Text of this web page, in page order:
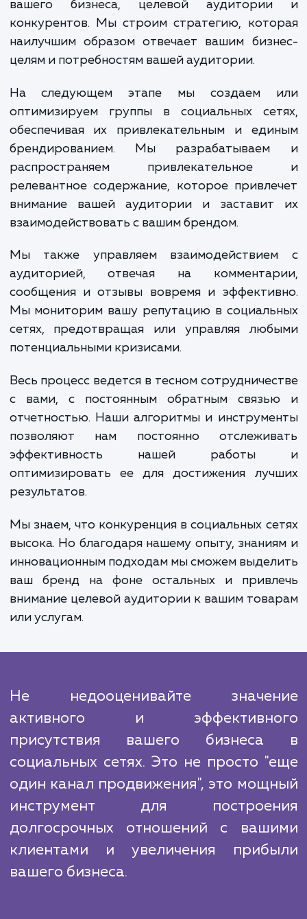
обслуживания клиентов.
Процесс создания и ведения
социальных сетях с нами начинается с
вашего бизнеса, целевой
конкурентов. Мы строим стратегию,
наилучшим образом отвечает вашим
На следующем этапе мы создаем
оптимизируем группы в социальных
обеспечивая их привлекательным и
брендированием. Мы
распространяем
релевантное содержание, которое
внимание вашей аудитории и
взаимодействовать с вашим брендом.
Мы также управляем
аудиторией, отвечая на
сообщения и отзывы вовремя и
Мы мониторим вашу репутацию в
сетях, предотвращая или управляя
потенциальными кризисами.
Весь процесс ведется в тесном
с вами, с постоянным обратным
позволяют нам постоянно
оптимизировать ее для достижения
результатов.
Мы знаем, что конкуренция в социальных
высока. Но благодаря нашему опыту,
инновационным подходам мы сможем
ваш бренд на фоне остальных и
внимание целевой аудитории к вашим
или услугам.